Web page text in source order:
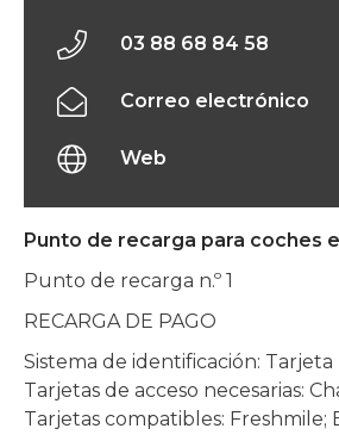
Punto de recarga para coches
Punto de recarga n.º 1
RECARGA DE PAGO
Sistema de identificación: Tarjeta
Tarjetas de acceso necesarias:
Tarjetas compatibles: Freshmile;
03 88 68 84 58
Correo electrónico
Web